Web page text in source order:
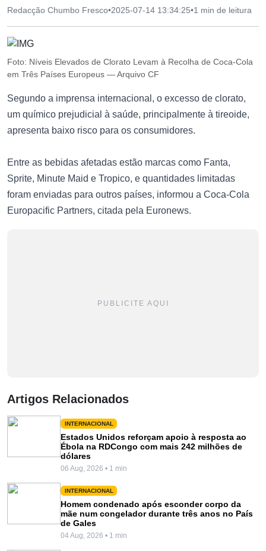
Redacção Chumbo Fresco•2025-07-14 13:34:25•1 min de leitura
Foto: Níveis Elevados de Clorato Levam à Recolha de Coca-Cola
em Três Países Europeus — Arquivo CF
Segundo a imprensa internacional, o excesso de clorato,
um químico prejudicial à saúde, principalmente à tireoide,
apresenta baixo risco para os consumidores.
Entre as bebidas afetadas estão marcas como Fanta,
Sprite, Minute Maid e Tropico, e quantidades limitadas
foram enviadas para outros países, informou a Coca-Cola
Europacific Partners, citada pela Euronews.
PUBLICITE AQUI
Artigos Relacionados
INTERNACIONAL
Estados Unidos reforçam apoio à resposta ao
Ébola na RDCongo com mais 242 milhões de
dólares
06 Aug, 2026 • 1 min
INTERNACIONAL
Homem condenado após esconder corpo da
mãe num congelador durante três anos no País
de Gales
04 Aug, 2026 • 1 min